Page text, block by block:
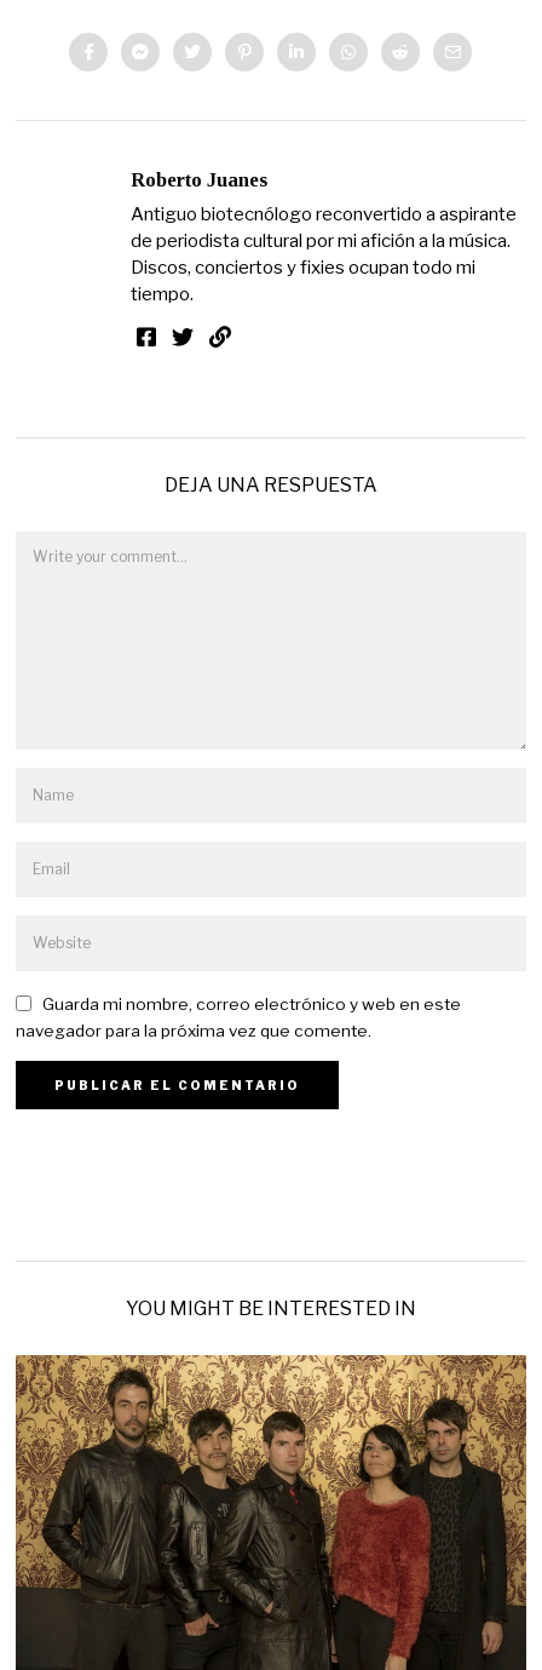
Roberto Juanes
Antiguo biotecnólogo reconvertido a aspirante
de periodista cultural por mi afición a la música.
Discos, conciertos y fixies ocupan todo mi
tiempo.
DEJA UNA RESPUESTA
Guarda mi nombre, correo electrónico y web en este
navegador para la próxima vez que comente.
YOU MIGHT BE INTERESTED IN